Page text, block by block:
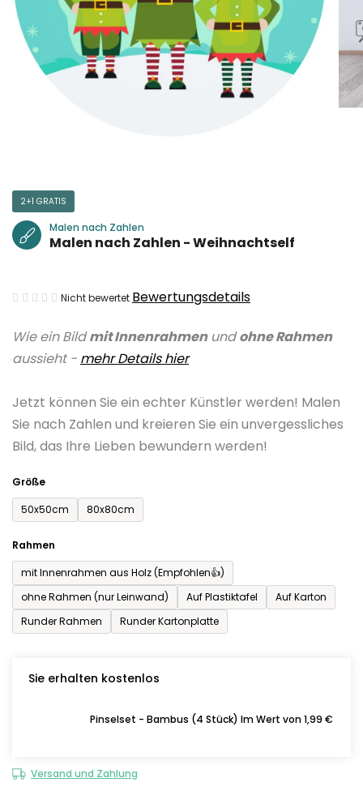
Wie ein Bildmit Innenrahmenundohne Rahmen
aussieht - mehr Details hier
Jetzt können Sie ein echter Künstler werden! Malen
Sie nach Zahlen und kreieren Sie ein unvergessliches
Bild, das Ihre Lieben bewundern werden!
Größe
50x50cm
80x80cm
Rahmen
mit Innenrahmen aus Holz (Empfohlen👍)
ohne Rahmen (nur Leinwand)
Auf Plastiktafel
Auf Karton
Runder Rahmen
Runder Kartonplatte
Sie erhalten kostenlos
Pinselset - Bambus (4 Stück) Im Wert von 1,99 €
Versand und Zahlung
2+1 GRATIS
Malen nach Zahlen
Malen nach Zahlen - Weihnachtself
Die
Produktbewertung
ist
von
5
Sternen.
Nicht bewertet Bewertungsdetails